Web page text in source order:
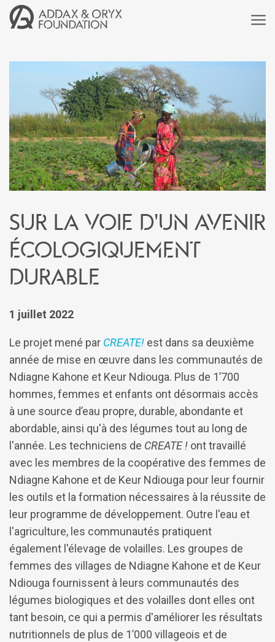
Sur la voie d'un avenir
écologiquement
durable
1 juillet 2022
Le projet mené par CREATE! est dans sa deuxième
année de mise en œuvre dans les communautés de
Ndiagne Kahone et Keur Ndiouga. Plus de 1’700
hommes, femmes et enfants ont désormais accès
à une source d’eau propre, durable, abondante et
abordable, ainsi qu'à des légumes tout au long de
l'année. Les techniciens de CREATE ! ont travaillé
avec les membres de la coopérative des femmes de
Ndiagne Kahone et de Keur Ndiouga pour leur fournir
les outils et la formation nécessaires à la réussite de
leur programme de développement. Outre l'eau et
l'agriculture, les communautés pratiquent
également l'élevage de volailles. Les groupes de
femmes des villages de Ndiagne Kahone et de Keur
Ndiouga fournissent à leurs communautés des
légumes biologiques et des volailles dont elles ont
tant besoin, ce qui a permis d'améliorer les résultats
nutritionnels de plus de 1’000 villageois et de